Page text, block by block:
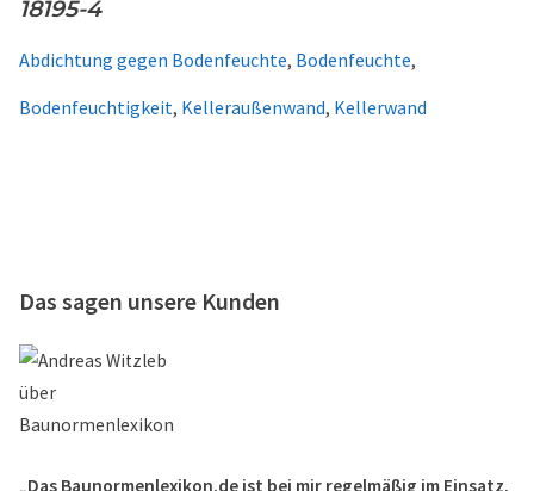
18195-4
Abdichtung gegen Bodenfeuchte, Bodenfeuchte,
Bodenfeuchtigkeit, Kelleraußenwand, Kellerwand
Das sagen unsere Kunden
„Das Baunormenlexikon.de ist bei mir regelmäßig im Einsatz.